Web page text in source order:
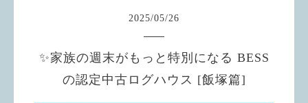
2025/05/26
✨家族の週末がもっと特別になる BESS
の認定中古ログハウス [飯塚篇]